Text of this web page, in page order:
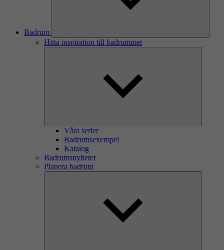
Badrum
Hitta inspiration till badrummet
Våra serier
Badrumsexempel
Katalog
Badrumsnyheter
Planera badrum